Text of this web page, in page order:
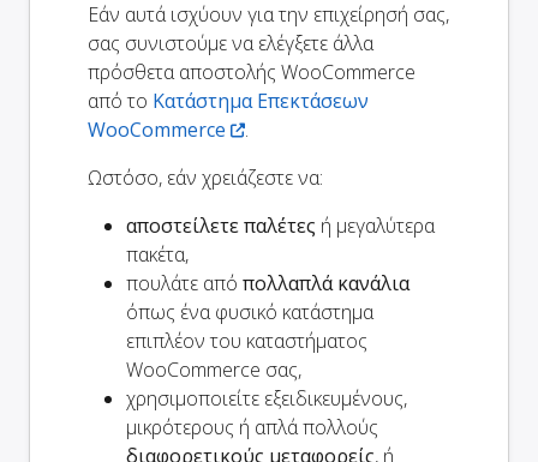
Εάν αυτά ισχύουν για την επιχείρησή σας,
σας συνιστούμε να ελέγξετε άλλα
πρόσθετα αποστολής WooCommerce
από το Κατάστημα Επεκτάσεων
WooCommerce
.
Ωστόσο, εάν χρειάζεστε να:
αποστείλετε παλέτες ή μεγαλύτερα
πακέτα,
πουλάτε από πολλαπλά κανάλια
όπως ένα φυσικό κατάστημα
επιπλέον του καταστήματος
WooCommerce σας,
χρησιμοποιείτε εξειδικευμένους,
μικρότερους ή απλά πολλούς
διαφορετικούς μεταφορείς, ή